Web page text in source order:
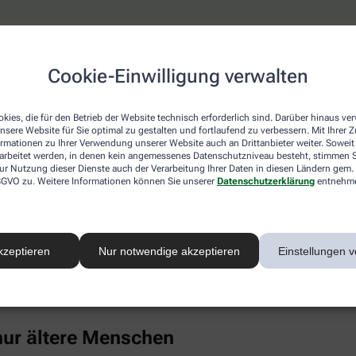
Cookie-Einwilligung verwalten
die für den Betrieb der Website technisch erforderlich sind. Darüber hinaus
Website für Sie optimal zu gestalten und fortlaufend zu verbessern. Mit Ihrer
zu Ihrer Verwendung unserer Website auch an Drittanbieter weiter. Soweit
werden, in denen kein angemessenes Datenschutzniveau besteht, stimmen
Nutzung dieser Dienste auch der Verarbeitung Ihrer Daten in diesen Ländern
zu. Weitere Informationen können Sie unserer Datenschutzerklärung
Nur notwendige akzeptieren Einstellungen
erhöhten Cholesterinwerte
wähnt sich oft in Sicherheit, weil hohe Cholesterinwerte
die Blutfettwerte in die Höhe treiben. Dazu gehören auch
chronischer Stress, Alkoholkonsum und Medikamente wie
Baby-Pille untersucht und bei jungen Frauen (14 bis 19
Punkt 4). Als großer Risikofaktor hat sich in den
Cholesterin im Blut.
kann sich in der Gefäßwand ablagern, chronische
unter anderem mit einem deutlich gesteigerten Risiko
im Blut ist überwiegend genetisch bestimmt,
gesunden Lebensstil merklich senken (wenngleich
im Leben bestimmen zu lassen.
ältere Menschen